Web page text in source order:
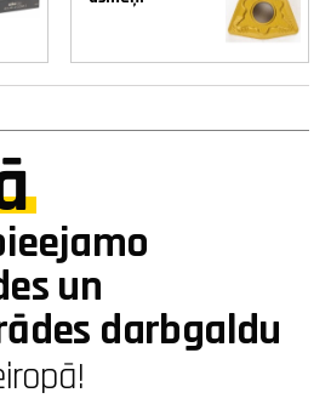
un
darbgaldu